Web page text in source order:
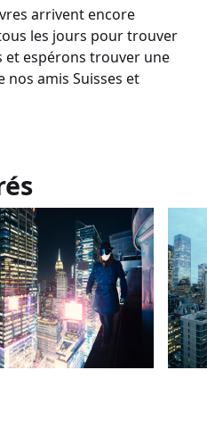
arrivent encore
les jours pour trouver
espérons trouver une
amis Suisses et